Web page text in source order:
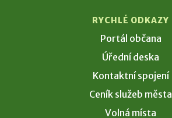
RYCHLÉ ODKAZY
Portál občana
Úřední deska
Kontaktní spojení
Ceník služeb města
Volná místa